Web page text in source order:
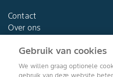
Contact
Over ons
Gebruik van cookies
We willen graag optionele
gebruik van deze website